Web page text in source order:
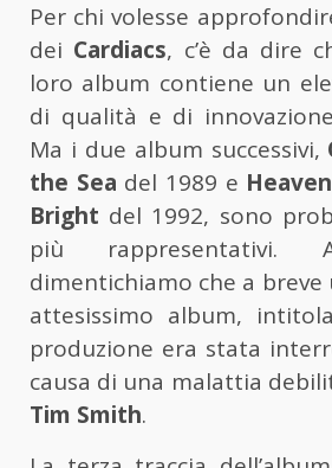
Per chi volesse
dei Cardiacs, c’è da dire
loro album contiene un
di qualità e di
Ma i due album successivi,
the Sea del 1989 e
Bright del 1992, sono
più
dimentichiamo che a breve
attesissimo album,
produzione era stata
causa di una malattia
Tim Smith.